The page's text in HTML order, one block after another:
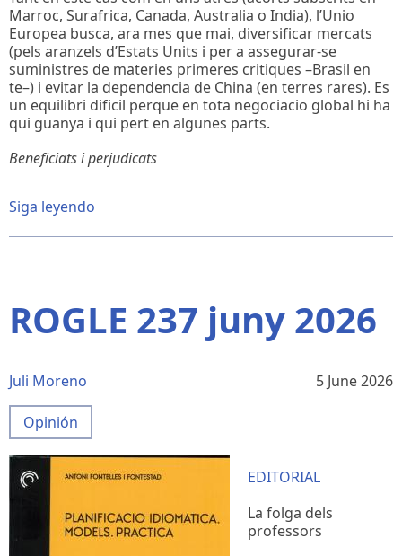
Marroc, Surafrica, Canada, Australia o India), l’Unio
Europea busca, ara mes que mai, diversificar mercats
(pels aranzels d’Estats Units i per a assegurar-se
suministres de materies primeres critiques –Brasil en
te–) i evitar la dependencia de China (en terres rares). Es
un equilibri dificil perque en tota negociacio global hi ha
qui guanya i qui pert en algunes parts.
Beneficiats i perjudicats
Siga leyendo
MERCOSUR
ROGLE 237 juny 2026
Juli Moreno 5 June 2026
Opinión
EDITORIAL
La folga dels
professors